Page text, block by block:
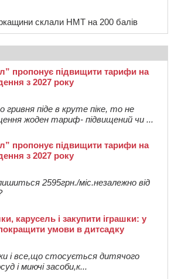
склали НМТ на 200 балів
пропонує підвищити тарифи на
з 2027 року
гривня піде в круте піке, то не
жоден тариф- підвищений чи ...
пропонує підвищити тарифи на
з 2027 року
2595грн./міс.незалежно від
карусель і закупити іграшки: у
умови в дитсадку
і все,що стосується дитячого
і миючі засоби,к...